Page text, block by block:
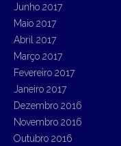
Junho 2017
Maio 2017
Abril 2017
Março 2017
Fevereiro 2017
Janeiro 2017
Dezembro 2016
Novembro 2016
Outubro 2016